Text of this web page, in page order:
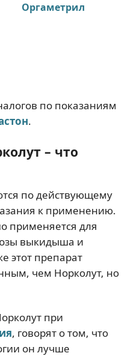
Оргаметрил
по показаниям
.
– что
по действующему
к применению.
применяется для
выкидыша и
этот препарат
чем Норколут, но
при
, говорят о том, что
он лучше